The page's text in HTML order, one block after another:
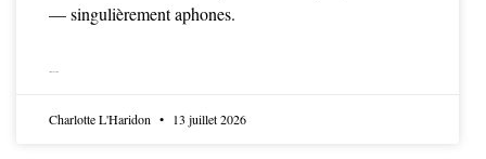
— singulièrement aphones.
Charlotte L'Haridon 13 juillet 2026